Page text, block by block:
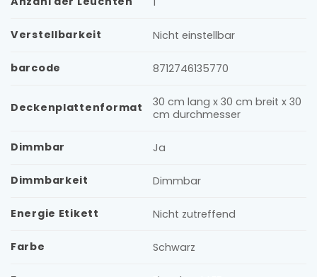
Verstellbarkeit Nicht einstellbar
barcode 8712746135770
Deckenplattenformat
30 cm lang x 30 cm breit x 30
cm durchmesser
Dimmbar Ja
Dimmbarkeit Dimmbar
Energie Etikett Nicht zutreffend
Farbe Schwarz